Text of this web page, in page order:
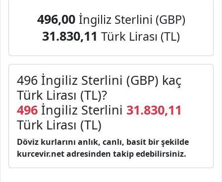
496,00 İngiliz Sterlini (GBP)
31.830,11 Türk Lirası (TL)
496 İngiliz Sterlini (GBP) kaç
Türk Lirası (TL)?
496 İngiliz Sterlini 31.830,11
Türk Lirası (TL)
Döviz kurlarını anlık, canlı, basit bir şekilde
kurcevir.net adresinden takip edebilirsiniz.